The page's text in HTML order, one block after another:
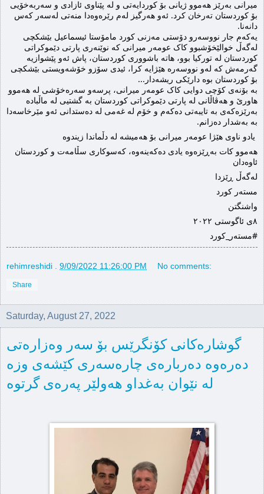
دانەنا.
بۆ کوردستان بوە دارێکی ریشەدار...
بە بەشدار دەزانم.
ئاوەدان
لەگەڵ ڕێزدا
مستەر كورد
واشنگتن
٨ی ئاگوستی ٢٠٢٢
#مستەر_كورد
rehimreshidi 9/09/2022 11:26:00 PM No comments:
Share
Saturday, August 27, 2022
گوشارەکانی کۆنگرێس بۆ سەر وەزارەتی
دەرەوە دەربارەی چارەسەری کێشەی وزە
لە نێوان بەغداو هەولێر پەرەی گرتوە